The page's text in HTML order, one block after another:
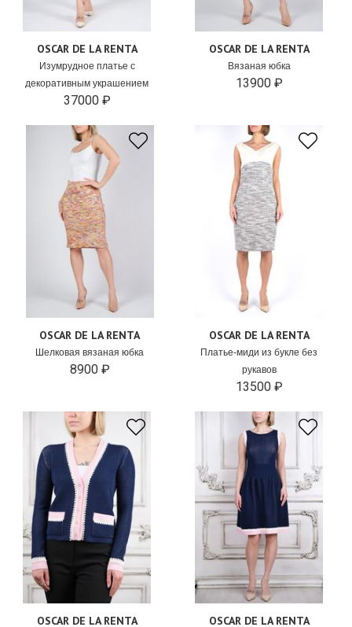
OSCAR DE LA RENTA
Изумрудное платье с
декоративным украшением
37000 ₽
OSCAR DE LA RENTA
Вязаная юбка
13900 ₽
OSCAR DE LA RENTA
Шелковая вязаная юбка
8900 ₽
OSCAR DE LA RENTA
Платье-миди из букле без
рукавов
13500 ₽
OSCAR DE LA RENTA OSCAR DE LA RENTA